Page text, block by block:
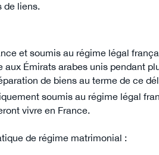
de liens.
et soumis au régime légal
Émirats arabes unis pendant
de biens au terme de ce
soumis au régime légal
vivre en France.
de régime matrimonial :